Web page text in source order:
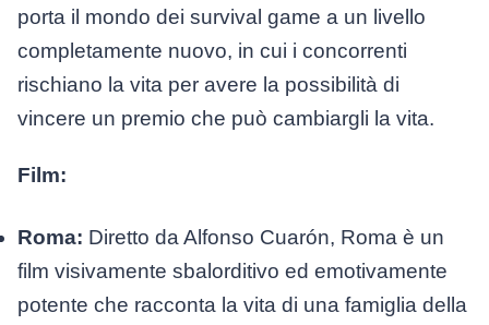
porta il mondo dei survival game a un livello
completamente nuovo, in cui i concorrenti
rischiano la vita per avere la possibilità di
vincere un premio che può cambiargli la vita.
Film:
Roma: Diretto da Alfonso Cuarón, Roma è un
film visivamente sbalorditivo ed emotivamente
potente che racconta la vita di una famiglia della